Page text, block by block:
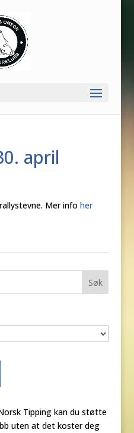
april
Mer info her
Søk
Tipping kan du støtte
uten at det koster deg